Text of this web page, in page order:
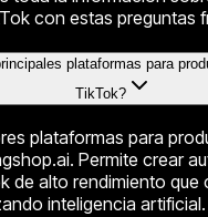
con estas preguntas
plataformas para
TikTok?
plataformas para
Permite crear
de alto rendimiento que
inteligencia artificial.